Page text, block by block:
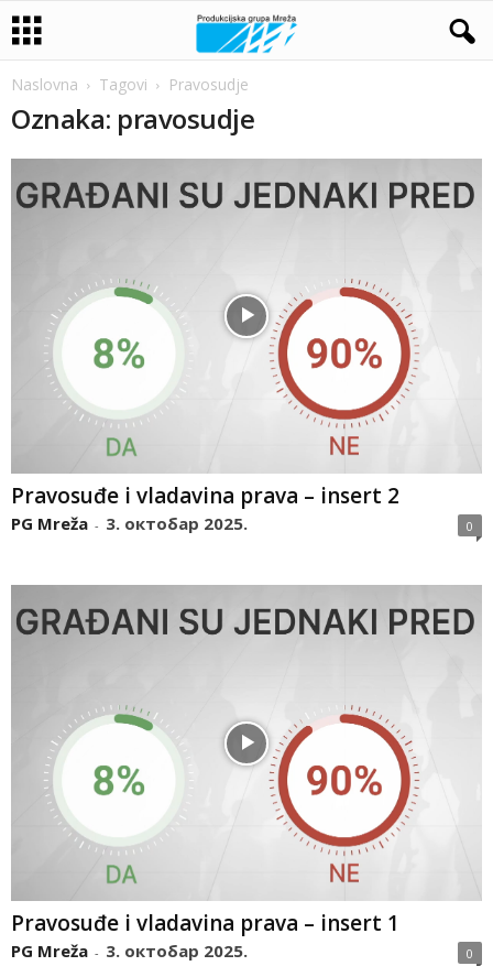
Naslovna Tagovi Pravosudje
Oznaka: pravosudje
Pravosuđe i vladavina prava – insert 2
PG Mreža - 3. октобар 2025. 0
Pravosuđe i vladavina prava – insert 1
PG Mreža - 3. октобар 2025. 0